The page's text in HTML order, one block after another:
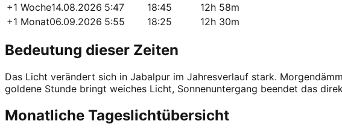
+1 Woche14.08.2026 5:47 18:45
12h 58m
+1 Monat06.09.2026 5:55 18:25 12h 30m
Bedeutung dieser Zeiten
Das Licht verändert sich in Jabalpur im Jahresverlauf stark.
goldene Stunde bringt weiches Licht, Sonnenuntergang beendet das
Monatliche Tageslichtübersicht